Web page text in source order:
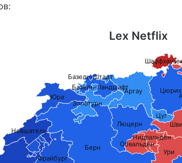
Lex Netflix
Базель-Штадт
Цуг
Нидвальден
Обвальден
Базель-Ландшафт
Невшатель
Юра
Ури
Золотурн
Цюрих
Люцерн
Фрайбург
Аргау
Берн